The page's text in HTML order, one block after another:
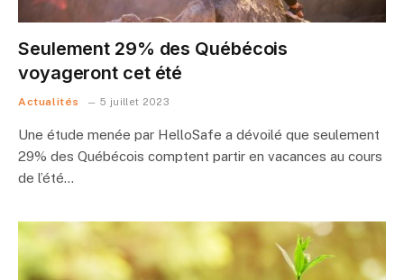
Seulement 29% des Québécois
voyageront cet été
Actualités 5 juillet 2023
Une étude menée par HelloSafe a dévoilé que seulement
29% des Québécois comptent partir en vacances au cours
de l’été…